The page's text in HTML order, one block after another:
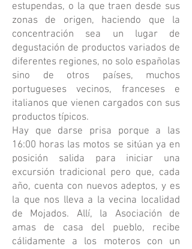
estupendas, o la que traen desde sus
zonas de origen, haciendo que la
concentración sea un lugar de
degustación de productos variados de
diferentes regiones, no solo españolas
sino de otros países, muchos
portugueses vecinos, franceses e
italianos que vienen cargados con sus
productos típicos.
Hay que darse prisa porque a las
16:00 horas las motos se sitúan ya en
posición salida para iniciar una
excursión tradicional pero que, cada
año, cuenta con nuevos adeptos, y es
la que nos lleva a la vecina localidad
de Mojados. Allí, la Asociación de
amas de casa del pueblo, recibe
cálidamente a los moteros con un